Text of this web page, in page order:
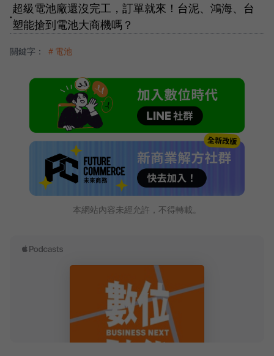
●
超級電池廠還沒完工，訂單就來！台泥、鴻海、台
塑能搶到電池大商機嗎？
關鍵字： ＃電池
本網站內容未經允許，不得轉載。